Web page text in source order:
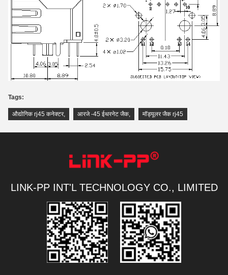
Tags:
औद्योगिक rj45 कनेक्टर, आरजे -45 ईथरनेट जैक, मॉड्यूलर जैक rj45
LINK-PP INT'L TECHNOLOGY CO., LIMITED